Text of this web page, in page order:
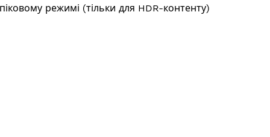
режимі (тільки для HDR-контенту)